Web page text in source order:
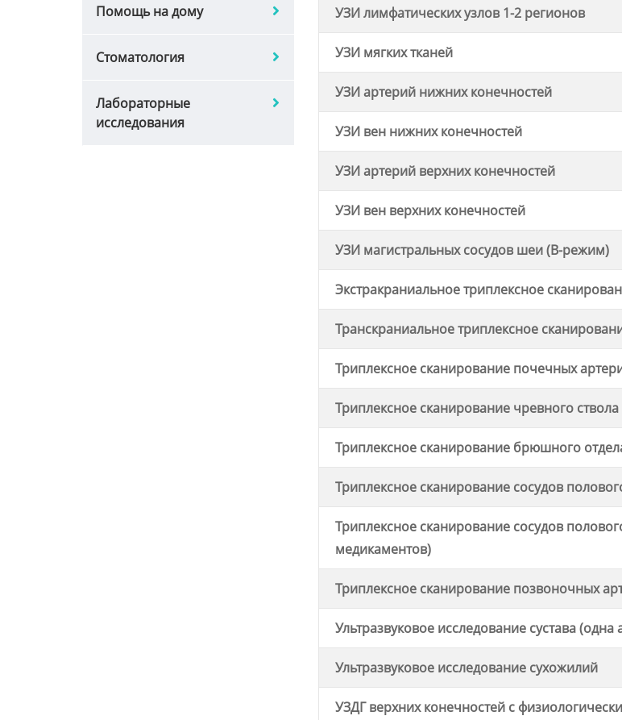
помощь на дому
стоматология
лабораторные
исследования
УЗИ лимфатических узлов 1-2 регионов
УЗИ мягких тканей
УЗИ артерий нижних конечностей
УЗИ вен нижних конечностей
УЗИ артерий верхних конечностей
УЗИ вен верхних конечностей
УЗИ магистральных сосудов шеи (В-режим)
Экстракраниальное триплексное
Транскраниальное триплексное
Триплексное сканирование почечных
Триплексное сканирование чревного ствола
Триплексное сканирование брюшного
Триплексное сканирование сосудов
Триплексное сканирование сосудов
медикаментов)
Триплексное сканирование позвоночных
Ультразвуковое исследование сустава
Ультразвуковое исследование сухожилий
УЗДГ верхних конечностей с